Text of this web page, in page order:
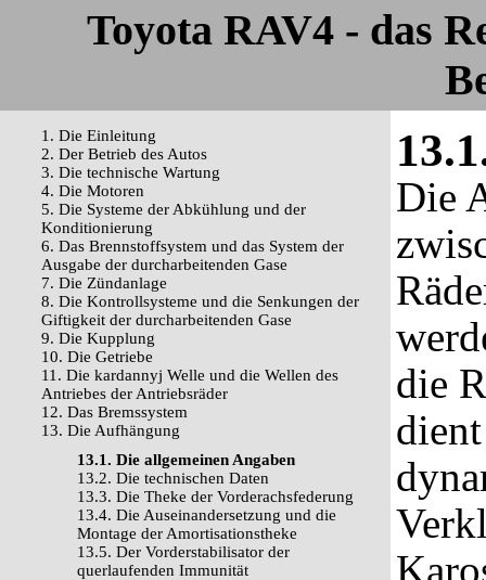
Toyota RAV4 - das
1. Die Einleitung
2. Der Betrieb des Autos
3. Die technische Wartung
4. Die Motoren
5. Die Systeme der Abkühlung und der
Konditionierung
6. Das Brennstoffsystem und das System der
Ausgabe der durcharbeitenden Gase
7. Die Zündanlage
8. Die Kontrollsysteme und die Senkungen der
Giftigkeit der durcharbeitenden Gase
9. Die Kupplung
10. Die Getriebe
11. Die kardannyj Welle und die Wellen des
Antriebes der Antriebsräder
12. Das Bremssystem
13. Die Aufhängung
13.1. Die allgemeinen Angaben
13.2. Die technischen Daten
13.3. Die Theke der Vorderachsfederung
13.4. Die Auseinandersetzung und die
Montage der Amortisationstheke
13.5. Der Vorderstabilisator der
querlaufenden Immunität
Die
die